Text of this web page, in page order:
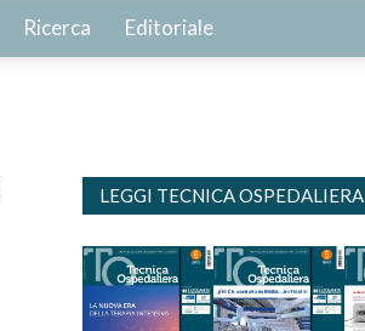
Ricerca Editoriale
LEGGI TECNICA OSPEDALIERA